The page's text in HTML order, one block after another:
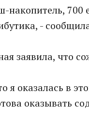
накопитель, 700
-
заявила, что
я оказалась в
оказывать